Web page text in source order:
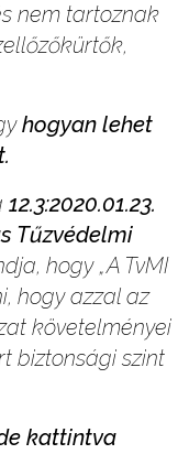
nem tartoznak
hogyan lehet
12.3:2020.01.23.
Tűzvédelmi
hogy „A TvMI
hogy azzal az
követelményei
biztonsági szint
kattintva